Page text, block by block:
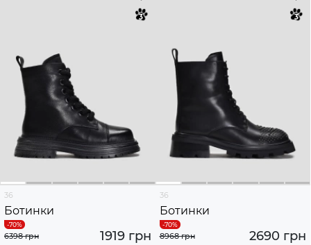
36
Ботинки
1919 грн
6398 грн
36
Ботинки
2690 грн
8968 грн